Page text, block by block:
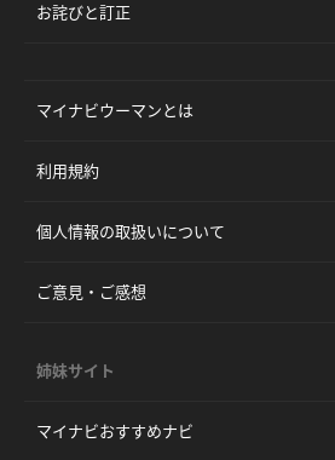
お詫びと訂正
マイナビウーマンとは
利用規約
個人情報の取扱いについて
ご意見・ご感想
姉妹サイト
マイナビおすすめナビ